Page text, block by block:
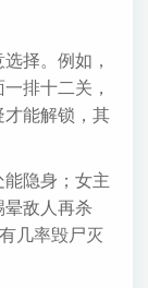
择。例如，
排十二关，
才能解锁，其
隐身；女主
晕敌人再杀
几率毁尸灭